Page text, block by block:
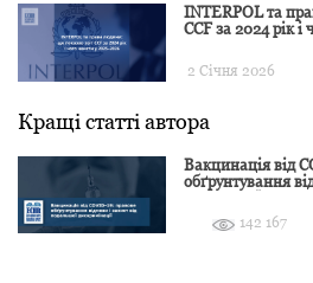
INTERPOL та
CCF за 2024 рік
2 Січня 2026
Кращі статті автора
Вакцинація від
обґрунтування
142 167